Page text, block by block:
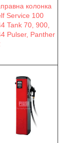
колонка
Service 100
Tank 70, 900,
Pulser, Panther